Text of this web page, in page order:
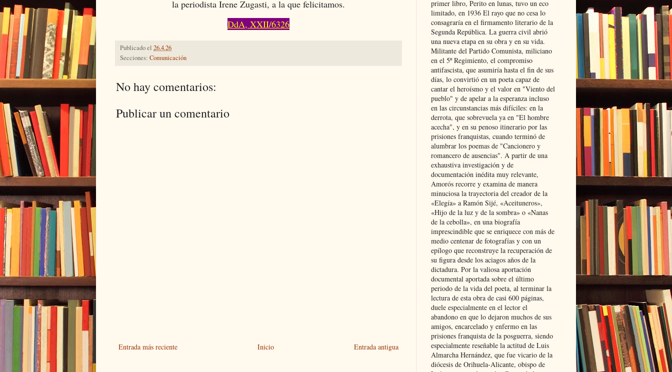
la periodista Irene Zugasti, a la que felicitamos.
DdA, XXII/6326
Publicado el 26.4.26
Secciones: Comunicación
No hay comentarios:
Publicar un comentario
Entrada más reciente Entrada antigua
Inicio
primer libro, Perito en lunas, tuvo un eco
limitado, en 1936 El rayo que no cesa lo
consagraría en el firmamento literario de la
Segunda República. La guerra civil abrió
una nueva etapa en su obra y en su vida.
Militante del Partido Comunista, miliciano
en el 5º Regimiento, el compromiso
antifascista, que asumiría hasta el fin de sus
días, lo convirtió en un poeta capaz de
cantar el heroísmo y el valor en "Viento del
pueblo" y de apelar a la esperanza incluso
en las circunstancias más difíciles: en la
derrota, que sobrevuela ya en "El hombre
acecha", y en su penoso itinerario por las
prisiones franquistas, cuando terminó de
alumbrar los poemas de "Cancionero y
romancero de ausencias". A partir de una
exhaustiva investigación y de
documentación inédita muy relevante,
Amorós recorre y examina de manera
minuciosa la trayectoria del creador de la
«Elegía» a Ramón Sijé, «Aceituneros»,
«Hijo de la luz y de la sombra» o «Nanas
de la cebolla», en una biografía
imprescindible que se enriquece con más de
medio centenar de fotografías y con un
epílogo que reconstruye la recuperación de
su figura desde los aciagos años de la
dictadura. Por la valiosa aportación
documental aportada sobre el último
periodo de la vida del poeta, al terminar la
lectura de esta obra de casi 600 páginas,
duele especialmente en el lector el
abandono en que lo dejaron muchos de sus
amigos, encarcelado y enfermo en las
prisiones franquista de la posguerra, siendo
especialmente reseñable la actitud de Luis
Almarcha Hernández, que fue vicario de la
diócesis de Orihuela-Alicante, obispo de